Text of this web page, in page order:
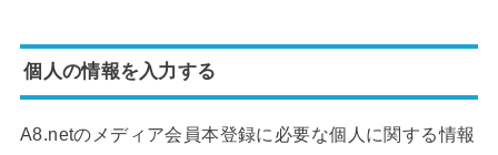
個人の情報を入力する
A8.netのメディア会員本登録に必要な個人に関する情報